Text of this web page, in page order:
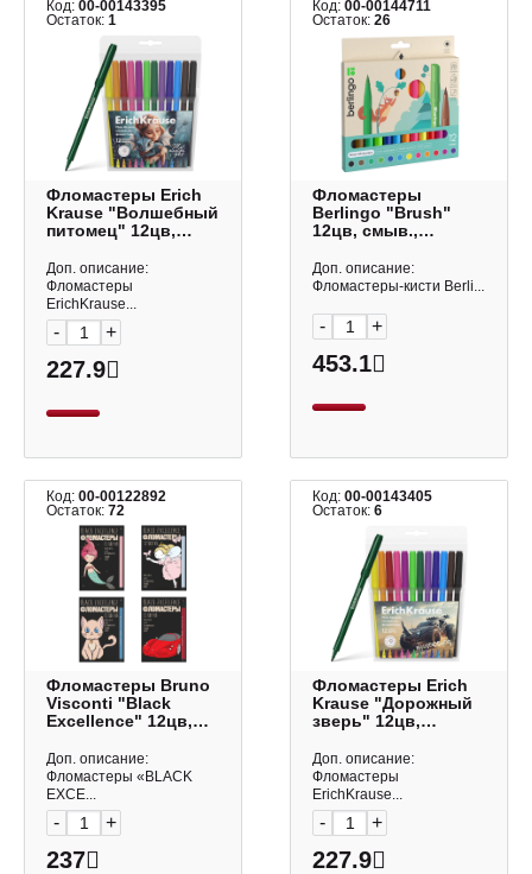
Код: 00-00143395
Остаток: 1
Фломастеры Erich
Krause "Волшебный
питомец" 12цв,
чехол, с европ.
62987
Доп. описание:
Фломастеры
ErichKrause...
- +
227.9
Код:00-00144711
Остаток:26
Фломастеры
Berlingo "Brush"
12цв, смыв.,
карт.уп. BP_00012
Доп. описание:
Фломастеры-кисти Berli...
- +
453.1
Код: 00-00122892
Остаток: 72
Фломастеры Bruno
Visconti "Black
Excellence" 12цв,
32-0055
Доп. описание:
Фломастеры «BLACK
EXCE...
- +
237
Код:00-00143405
Остаток:6
Фломастеры Erich
Krause "Дорожный
зверь" 12цв,
чехол, с европ.
62989
Доп. описание:
Фломастеры
ErichKrause...
- +
227.9